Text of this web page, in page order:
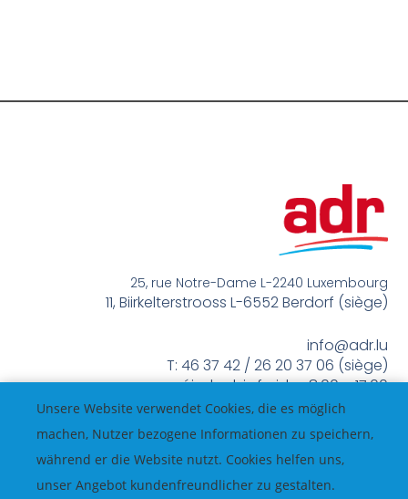
25, rue Notre-Dame L-2240 Luxembourg
11, Biirkelterstrooss L-6552 Berdorf (siège)
info@adr.lu
T: 46 37 42 / 26 20 37 06 (siège)
méindes bis freides 8:00 – 17:00
Unsere Website verwendet Cookies, die es möglich
machen, Nutzer bezogene Informationen zu speichern,
während er die Website nutzt. Cookies helfen uns,
unser Angebot kundenfreundlicher zu gestalten.